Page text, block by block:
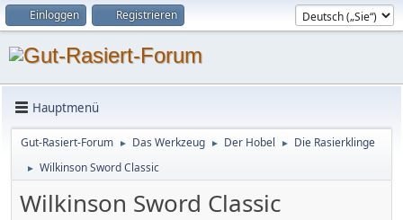
Einloggen Registrieren
Hauptmenü
Gut-Rasiert-Forum ► Das Werkzeug ► Der Hobel ► Die Rasierklinge
► Wilkinson Sword Classic
Wilkinson Sword Classic